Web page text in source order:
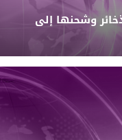
وشحنها إلى